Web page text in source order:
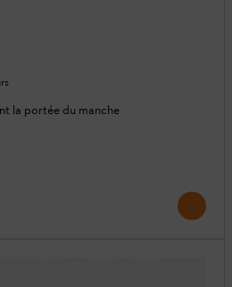
la portée du manche